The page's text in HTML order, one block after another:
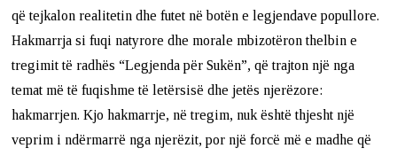
që tejkalon realitetin dhe futet në botën e legjendave popullore.
Hakmarrja si fuqi natyrore dhe morale mbizotëron thelbin e
tregimit të radhës “Legjenda për Sukën”, që trajton një nga
temat më të fuqishme të letërsisë dhe jetës njerëzore:
hakmarrjen. Kjo hakmarrje, në tregim, nuk është thjesht një
veprim i ndërmarrë nga njerëzit, por një forcë më e madhe që